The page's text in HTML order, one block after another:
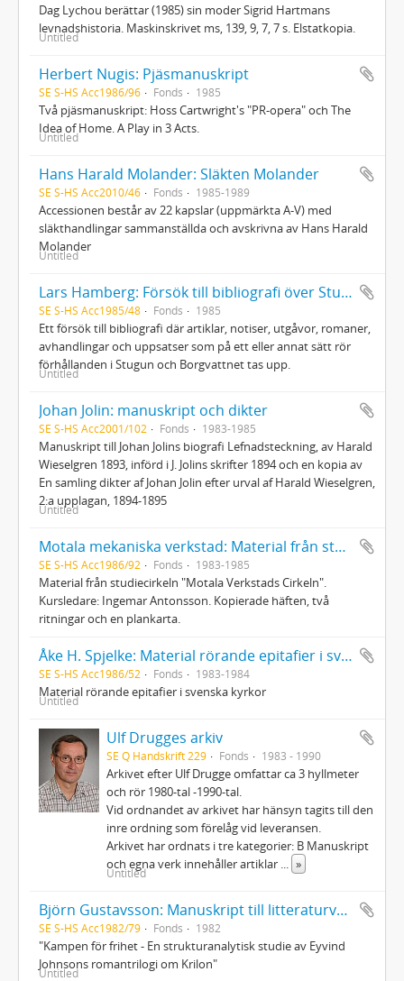
Dag Lychou berättar (1985) sin moder Sigrid Hartmans
levnadshistoria. Maskinskrivet ms, 139, 9, 7, 7 s. Elstatkopia.
Untitled
Herbert Nugis: Pjäsmanuskript
SE S-HS Acc1986/96 Fonds 1985
Två pjäsmanuskript: Hoss Cartwright's "PR-opera" och The
Idea of Home. A Play in 3 Acts.
Untitled
Hans Harald Molander: Släkten Molander
SE S-HS Acc2010/46 Fonds 1985-1989
Accessionen består av 22 kapslar (uppmärkta A-V) med
släkthandlingar sammanställda och avskrivna av Hans Harald
Molander
Untitled
Lars Hamberg: Försök till bibliografi över Stugun
SE S-HS Acc1985/48 Fonds 1985
Ett försök till bibliografi där artiklar, notiser, utgåvor, romaner,
avhandlingar och uppsatser som på ett eller annat sätt rör
förhållanden i Stugun och Borgvattnet tas upp.
Untitled
Johan Jolin: manuskript och dikter
SE S-HS Acc2001/102 Fonds 1983-1985
Manuskript till Johan Jolins biografi Lefnadsteckning, av Harald
Wieselgren 1893, införd i J. Jolins skrifter 1894 och en kopia av
En samling dikter af Johan Jolin efter urval af Harald Wieselgren,
2:a upplagan, 1894-1895
Untitled
Motala mekaniska verkstad: Material från studiecirkel
SE S-HS Acc1986/92 Fonds 1983-1985
Material från studiecirkeln "Motala Verkstads Cirkeln".
Kursledare: Ingemar Antonsson. Kopierade häften, två
ritningar och en plankarta.
Åke H. Spjelke: Material rörande epitafier i svenska kyrkor
SE S-HS Acc1986/52 Fonds 1983-1984
Material rörande epitafier i svenska kyrkor
Untitled
Ulf Drugges arkiv
SE Q Handskrift 229 Fonds 1983 - 1990
Arkivet efter Ulf Drugge omfattar ca 3 hyllmeter
och rör 1980-tal -1990-tal.
Vid ordnandet av arkivet har hänsyn tagits till den
inre ordning som förelåg vid leveransen.
Arkivet har ordnats i tre kategorier: B Manuskript
och egna verk innehåller artiklar
»
Untitled
Björn Gustavsson: Manuskript till litteraturvetenskaplig avhandling
SE S-HS Acc1982/79 Fonds 1982
"Kampen för frihet - En strukturanalytisk studie av Eyvind
Johnsons romantrilogi om Krilon"
Untitled